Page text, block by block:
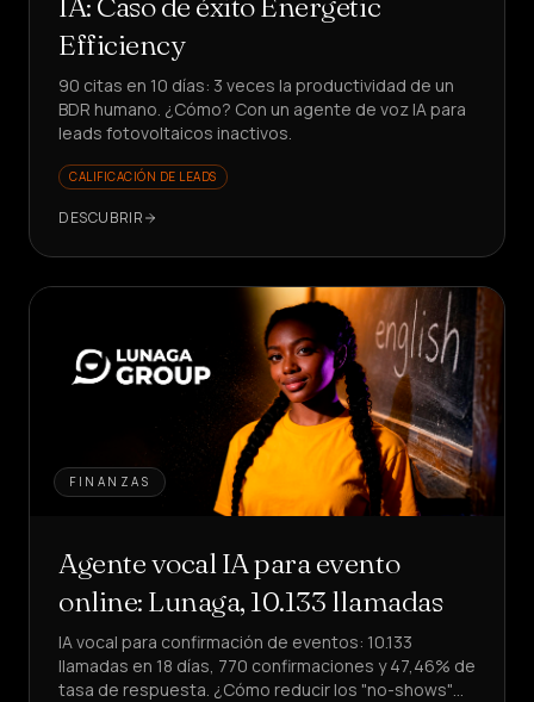
Efficiency
90 citas en 10 días: 3 veces la productividad de un
BDR humano. ¿Cómo? Con un agente de voz IA para
leads fotovoltaicos inactivos.
CALIFICACIÓN DE LEADS
DESCUBRIR
FINANZAS
Agente vocal IA para evento
online: Lunaga, 10.133 llamadas
IA vocal para confirmación de eventos: 10.133
llamadas en 18 días, 770 confirmaciones y 47,46% de
tasa de respuesta. ¿Cómo reducir los "no-shows"